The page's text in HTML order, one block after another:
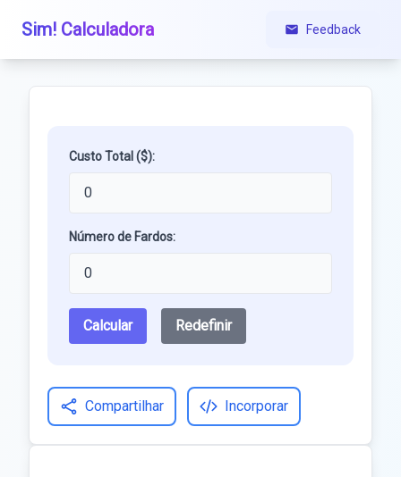
Sim! Calculadora Feedback
Custo Total ($):
Número de Fardos:
Calcular Redefinir
Compartilhar Incorporar